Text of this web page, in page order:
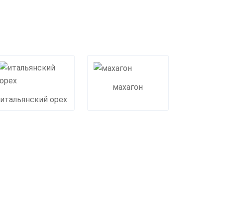
итальянский орех
махагон